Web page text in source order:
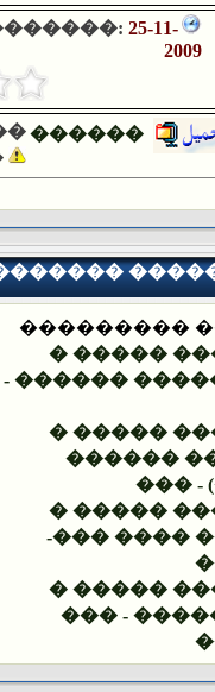
25-11-
2009
������
�������
��� ����
����� �����
��� ����
����
��� ����
�������
��� ����
����